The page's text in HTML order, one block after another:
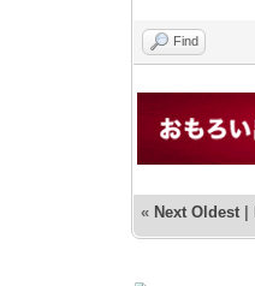
Find
« Next Oldest |